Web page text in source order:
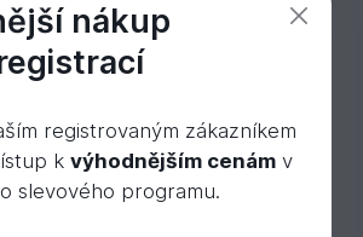
15x185 mm, odstín č. 50 -
nákup
registrovaným zákazníkem
k výhodnějším cenámv
slevového programu.